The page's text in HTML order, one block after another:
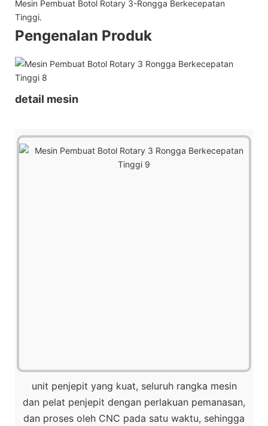
Mesin Pembuat Botol Rotary 3-Rongga Berkecepatan
Tinggi.
Pengenalan Produk
detail mesin
unit penjepit yang kuat, seluruh rangka mesin
dan pelat penjepit dengan perlakuan pemanasan,
dan proses oleh CNC pada satu waktu, sehingga